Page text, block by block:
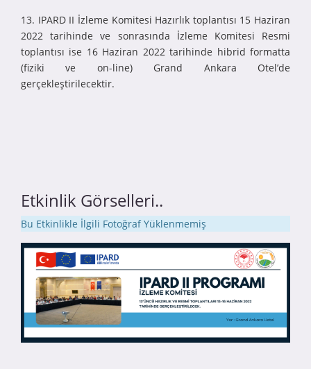
13. IPARD II İzleme Komitesi Hazırlık toplantısı 15 Haziran
2022 tarihinde ve sonrasında İzleme Komitesi Resmi
toplantısı ise 16 Haziran 2022 tarihinde hibrid formatta
(fiziki ve on-line) Grand Ankara Otel’de
gerçekleştirilecektir.
Etkinlik Görselleri..
Bu Etkinlikle İlgili Fotoğraf Yüklenmemiş